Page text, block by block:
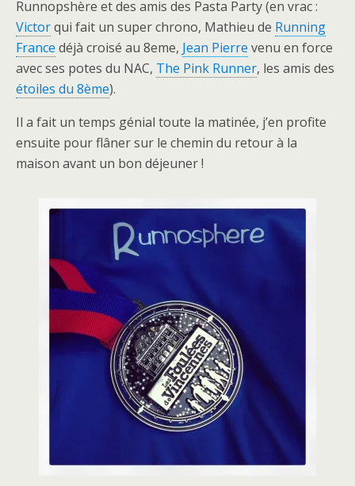
Runnopshère et des amis des Pasta Party (en vrac :
Victorqui fait un super chrono, Mathieu de Running
France déjà croisé au 8eme, Jean Pierre venu en force
avec ses potes du NAC, The Pink Runner, les amis des
étoiles du 8ème).
Il a fait un temps génial toute la matinée, j’en profite
ensuite pour flâner sur le chemin du retour à la
maison avant un bon déjeuner !